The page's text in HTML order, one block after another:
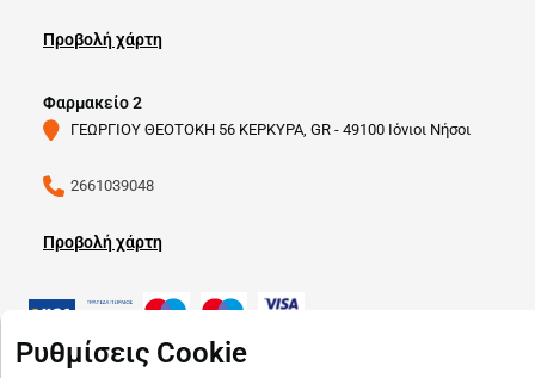
Προβολή χάρτη
Φαρμακείο 2
ΓΕΩΡΓΙΟΥ ΘΕΟΤΟΚΗ 56 ΚΕΡΚΥΡΑ, GR - 49100 Ιόνιοι Νήσοι
2661039048
Προβολή χάρτη
Ρυθμίσεις Cookie